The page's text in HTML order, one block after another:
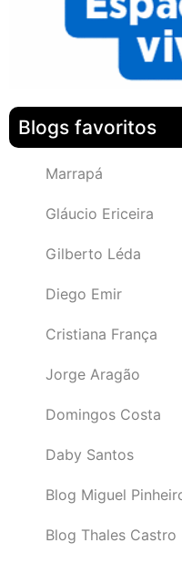
Blogs favoritos
Marrapá
Gláucio Ericeira
Gilberto Léda
Diego Emir
Cristiana França
Jorge Aragão
Domingos Costa
Daby Santos
Blog Miguel
Blog Thales Castro